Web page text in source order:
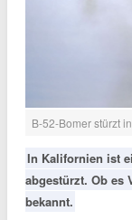
B-52-Bomer stürzt
In Kalifornien ist
abgestürzt. Ob es
bekannt.